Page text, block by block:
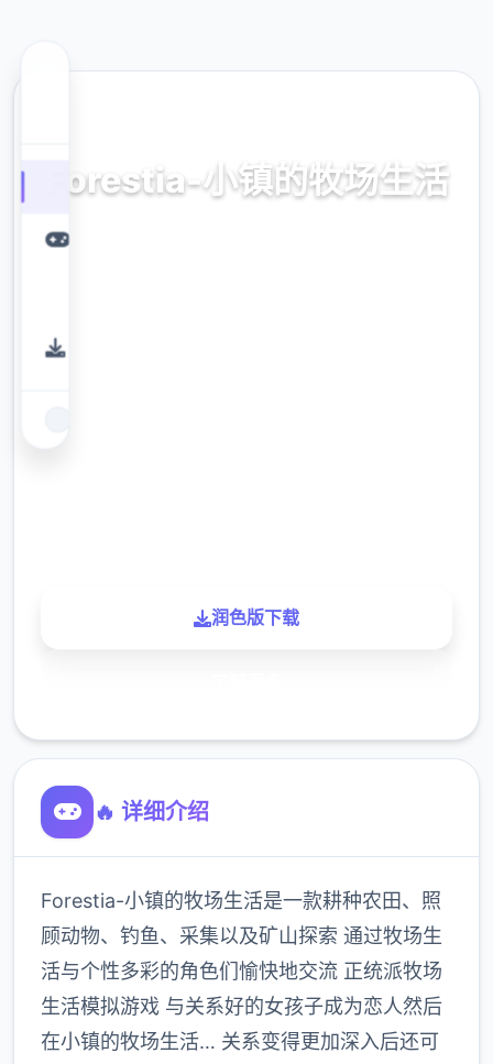
Forestia-小镇的牧场生活
官方中文，中文版，下载，攻略，mod，补丁
润色版下载
🔥 详细介绍
Forestia-小镇的牧场生活是一款耕种农田、照
顾动物、钓鱼、采集以及矿山探索 通过牧场生
活与个性多彩的角色们愉快地交流 正统派牧场
生活模拟游戏 与关系好的女孩子成为恋人然后
在小镇的牧场生活… 关系变得更加深入后还可